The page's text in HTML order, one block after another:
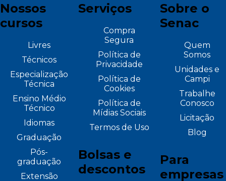
Nossos
cursos
Livres
Técnicos
Especialização
Técnica
Ensino Médio
Técnico
Idiomas
Graduação
Pós-
graduação
Extensão
Serviços
Compra
Segura
Política de
Privacidade
Política de
Cookies
Política de
Mídias Sociais
Termos de Uso
Bolsas e
descontos
Sobre o
Senac
Quem
Somos
Unidades e
Campi
Trabalhe
Conosco
Licitação
Blog
Para
empresas